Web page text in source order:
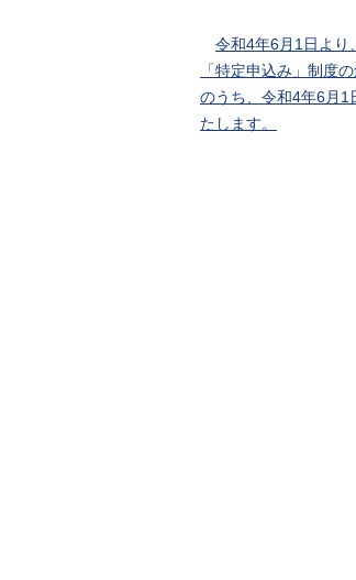
令和4年6月1日より
「特定申込み」制度
のうち、令和4年6月1
たします。